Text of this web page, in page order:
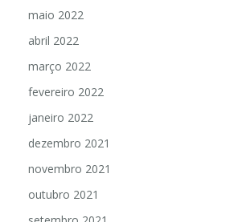
maio 2022
abril 2022
março 2022
fevereiro 2022
janeiro 2022
dezembro 2021
novembro 2021
outubro 2021